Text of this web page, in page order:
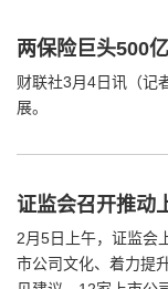
两保险巨头500
财联社3月4日讯（记
展。
证监会召开推动
2月5日上午，证监会
市公司文化、着力提